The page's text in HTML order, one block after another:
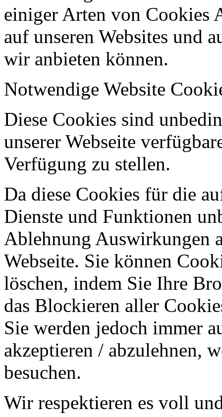
einiger Arten von Cookies
auf unseren Websites und
wir anbieten können.
Notwendige Website
Diese Cookies sind
unserer Webseite
Verfügung zu stellen.
Da diese Cookies für die
Dienste und Funktionen
Ablehnung Auswirkungen
Webseite. Sie können
löschen, indem Sie Ihre
das Blockieren aller
Sie werden jedoch immer
akzeptieren / abzulehnen,
besuchen.
Wir respektieren es voll